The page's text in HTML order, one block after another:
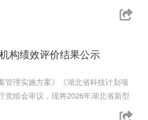
构绩效评价结果公示
管理实施方案》《湖北省科技计划项
党组会审议，现将2026年湖北省新型